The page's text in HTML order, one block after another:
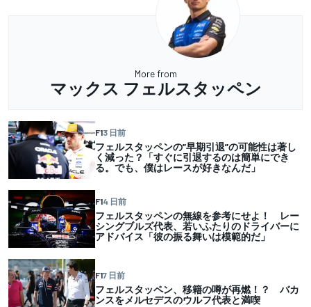
More from
マックス フェルスタッペン
F13 日前
フェルスタッペンの”早期引退”の可能性は著し
く減った？「すぐに引退するのは簡単にでき
る。でも、僕はレースが好きなんだ」
F14 日前
フェルスタッペンの無線を参考にせよ！ レー
シングブルズ代表、若いふたりのドライバーに
アドバイス「彼の振る舞いは模範的だ」
F17 日前
フェルスタッペン、移籍の噂が再燃！？ バカ
ンスをメルセデスのウルフ代表と満喫